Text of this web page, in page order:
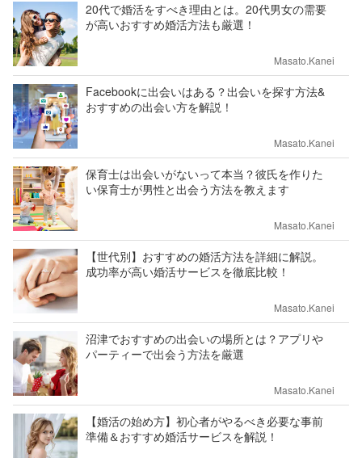
20代で婚活をすべき理由とは。20代男女の需要
が高いおすすめ婚活方法も厳選！
Masato.Kanei
Facebookに出会いはある？出会いを探す方法&
おすすめの出会い方を解説！
Masato.Kanei
保育士は出会いがないって本当？彼氏を作りた
い保育士が男性と出会う方法を教えます
Masato.Kanei
【世代別】おすすめの婚活方法を詳細に解説。
成功率が高い婚活サービスを徹底比較！
Masato.Kanei
沼津でおすすめの出会いの場所とは？アプリや
パーティーで出会う方法を厳選
Masato.Kanei
【婚活の始め方】初心者がやるべき必要な事前
準備＆おすすめ婚活サービスを解説！